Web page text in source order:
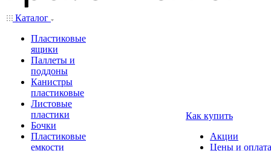
Каталог
Пластиковые
ящики
Паллеты и
поддоны
Канистры
пластиковые
Листовые
пластики
Бочки
Пластиковые
емкости
Как купить
Акции
Цены и оплата